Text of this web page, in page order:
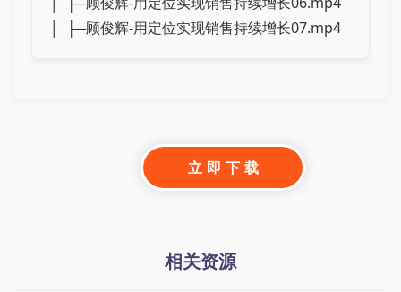
│ ├─顾俊辉-用定位实现销售持续增长07.mp4
立 即 下 载
相关资源